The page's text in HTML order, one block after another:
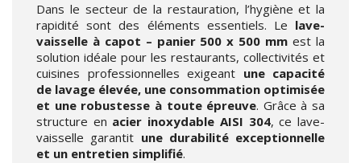
Dans le secteur de la restauration, l’hygiène et la
rapidité sont des éléments essentiels. Le lave-
vaisselle à capot – panier 500 x 500 mm est la
solution idéale pour les restaurants, collectivités et
cuisines professionnelles exigeant une capacité
de lavage élevée, une consommation optimisée
et une robustesse à toute épreuve. Grâce à sa
structure en acier inoxydable AISI 304, ce lave-
vaisselle garantit une durabilité exceptionnelle
et un entretien simplifié.